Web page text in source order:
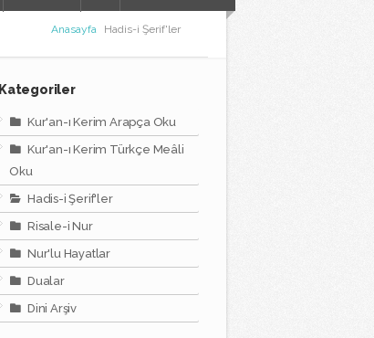
Anasayfa Hadis-i Şerif'ler
Kategoriler
Kur'an-ı Kerim Arapça Oku
Kur'an-ı Kerim Türkçe Meâli
Oku
Hadis-i Şerif'ler
Risale-i Nur
Nur'lu Hayatlar
Dualar
Dini Arşiv